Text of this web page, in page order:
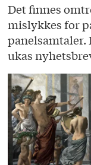
Det finnes
mislykkes for
panelsamtaler.
ukas